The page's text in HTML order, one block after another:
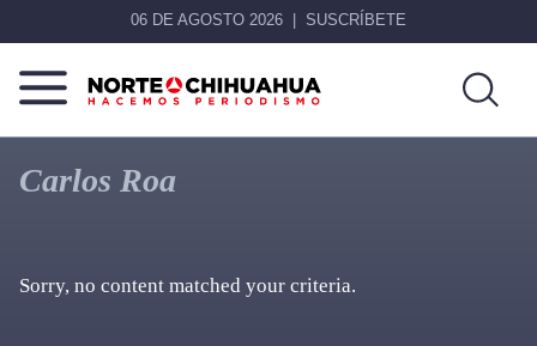
06 DE AGOSTO 2026 SUSCRÍBETE
Norte
Chihuahua
Más
que
noticias,
Carlos Roa
Sorry, no content matched your criteria.